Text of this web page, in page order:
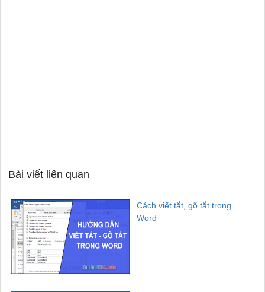
Bài viết liên quan
Cách viết tắt, gõ tắt trong
Word